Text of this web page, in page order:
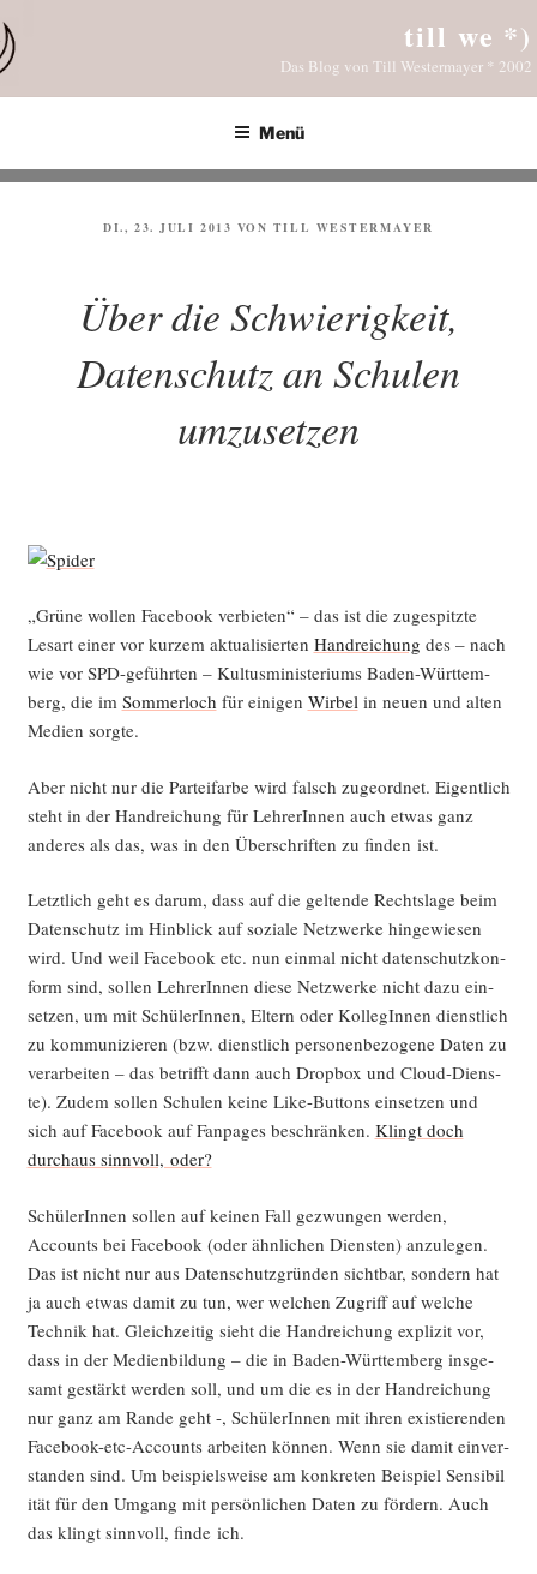
Inhalt
springen
till we *)
Das Blog von Till Westermayer * 2002
Menü
VERÖFFENTLICHT
DI., 23. JULI 2013 VON TILL WESTERMAYER
Über die Schwierigkeit,
Datenschutz an Schulen
umzusetzen
„Grü­ne wol­len Face­book ver­bie­ten“ – das ist die zuge­spitz­te
Les­art einer vor kur­zem aktua­li­sier­ten Hand­rei­chung des – nach
wie vor SPD-geführ­ten – Kul­tus­mi­nis­te­ri­ums Baden-Würt­tem­
berg, die im Som­mer­loch für eini­gen Wir­belin neu­en und alten
Medi­en sorgte.
Aber nicht nur die Par­tei­far­be wird falsch zuge­ord­net. Eigent­lich
steht in der Hand­rei­chung für Leh­re­rIn­nen auch etwas ganz
ande­res als das, was in den Über­schrif­ten zu fin­den ist.
Letzt­lich geht es dar­um, dass auf die gel­ten­de Rechts­la­ge beim
Daten­schutz im Hin­blick auf sozia­le Netz­wer­ke hin­ge­wie­sen
wird. Und weil Face­book etc. nun ein­mal nicht daten­schutz­kon­
form sind, sol­len Leh­re­rIn­nen die­se Netz­wer­ke nicht dazu ein­
set­zen, um mit Schü­le­rIn­nen, Eltern oder Kol­le­gIn­nen dienst­lich
zu kom­mu­ni­zie­ren (bzw. dienst­lich per­so­nen­be­zo­ge­ne Daten zu
ver­ar­bei­ten – das betrifft dann auch Drop­box und Cloud-Diens­
te). Zudem sol­len Schu­len kei­ne Like-But­tons ein­set­zen und
sich auf Face­book auf Fan­pages beschrän­ken. Klingt doch
durch­aus sinn­voll, oder?
Schü­le­rIn­nen sol­len auf kei­nen Fall gezwun­gen wer­den,
Accounts bei Face­book (oder ähn­li­chen Diens­ten) anzu­le­gen.
Das ist nicht nur aus Daten­schutz­grün­den sicht­bar, son­dern hat
ja auch etwas damit zu tun, wer wel­chen Zugriff auf wel­che
Tech­nik hat. Gleich­zei­tig sieht die Hand­rei­chung expli­zit vor,
dass in der Medi­en­bil­dung – die in Baden-Würt­tem­berg ins­ge­
samt gestärkt wer­den soll, und um die es in der Hand­rei­chung
nur ganz am Ran­de geht -, Schü­le­rIn­nen mit ihren exis­tie­ren­den
Face­book-etc-Accounts arbei­ten kön­nen. Wenn sie damit ein­ver­
stan­den sind. Um bei­spiels­wei­se am kon­kre­ten Bei­spiel Sen­si­bi­l
i­tät für den Umgang mit per­sön­li­chen Daten zu för­dern. Auch
das klingt sinn­voll, fin­de ich.